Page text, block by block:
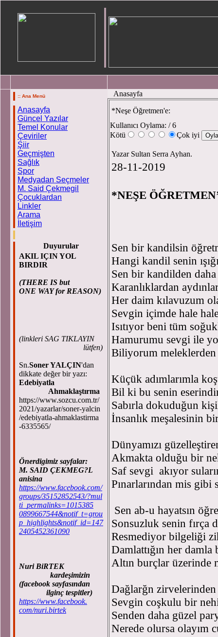
:: Ana Menü
Anasayfa
Güncel Yazılar
Temel Konular
Çeviriler
Şiir
Geçmişten
Sağlık
Spor
Medyadan Seçmeler
M. Said Çekmegil
Çocuklardan
Linkler
Arama
İletişim
Duyurular
AKIL IÇIN YOL
BIRDIR
(THERE IS but
ONE WAY for REASON)
(linkleri SAG TIKLAYIN
lütfen)
Sn.Soner YALÇIN'dan
dikkate değer bir yazı:
Edebiyatla
Ahmaklaştırma
https://www.sozcu.com.tr/
2021/yazarlar/soner-yalcin
/edebiyatla-ahmaklastirma
-6335565/
Önerdigimiz sayfalar:
M. SAID ÇEKMEG?L
anisina
https://www.facebook.com/
groups/35152852543/?mul
ti_permalinks=1015385
0899667544&notif_t=grou
p_highlights&notif_id=147
2405452361090
Nuri BiRTEK
kardeşimizin
(facebook sayfasından
ilginç tespitler)
https://www.facebook.
com/nuri.birtek
Anasayfa
*Neşe Öğretmen'e:
Kullanıcı Oylama: / 6
Kötü
Çok iyi
Yazar Sultan Serra Ayhan.
28-11-2019
*NEŞE
Sen bir kandilsin
Hangi kandil senin
Sen bir kandilden
Karanlıklardan
Her daim kılavuzum
Sevgin içimde hale
Isıtıyor beni tüm
Hamurumu sevgi ile
Biliyorum
Küçük adımlarımla
Bil ki bu senin
Sabırla dokuduğun
İnsanlık meşalesinin
Dünyamızı
Akmakta olduğu bir
Saf sevgi akıyor
Pınarlarından mis
Sen ab-u hayatsın
Sonsuzluk senin fırça
Resmediyor bilgeliği
Damlattığın her
Altın burçlar
Dağlarğn
Sevgin coşkulu bir
Senden daha güzel
Nerede olursa olayım